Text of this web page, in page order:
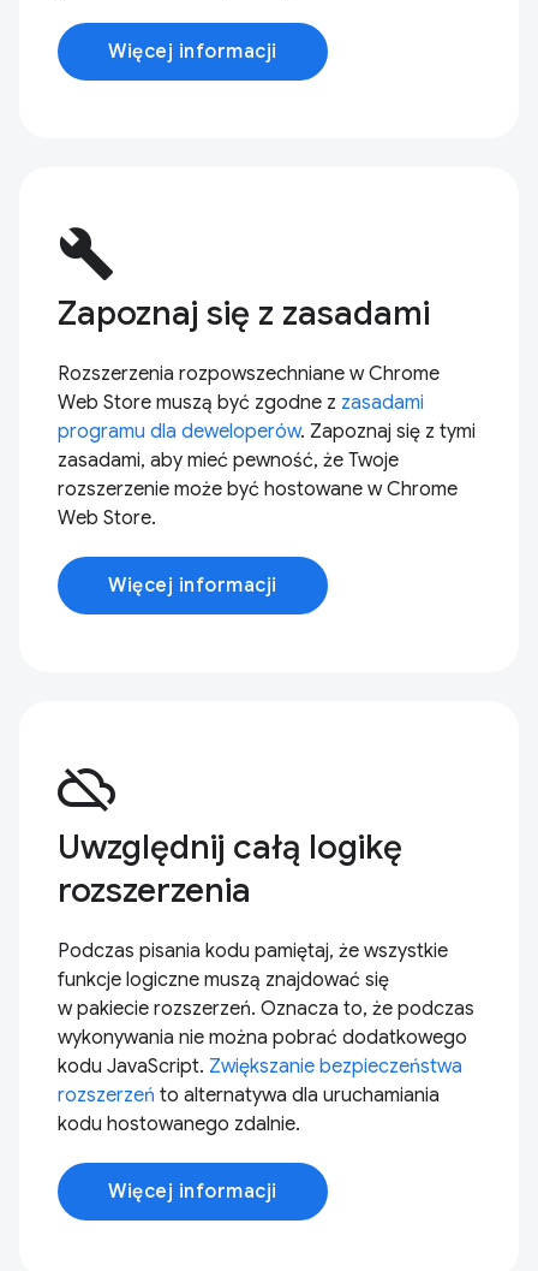
Więcej informacji
build
Zapoznaj się z zasadami
Rozszerzenia rozpowszechniane w Chrome
Web Store muszą być zgodne z zasadami
programu dla deweloperów. Zapoznaj się z tymi
zasadami, aby mieć pewność, że Twoje
rozszerzenie może być hostowane w Chrome
Web Store.
Więcej informacji
cloud_off
Uwzględnij całą logikę
rozszerzenia
Podczas pisania kodu pamiętaj, że wszystkie
funkcje logiczne muszą znajdować się
w pakiecie rozszerzeń. Oznacza to, że podczas
wykonywania nie można pobrać dodatkowego
kodu JavaScript. Zwiększanie bezpieczeństwa
rozszerzeń to alternatywa dla uruchamiania
kodu hostowanego zdalnie.
Więcej informacji